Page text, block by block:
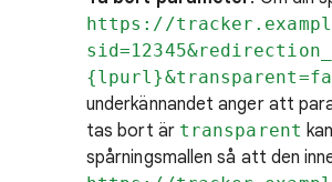
https://
underkännandet anger att
tas bort är transparent
spårningsmallen så att den